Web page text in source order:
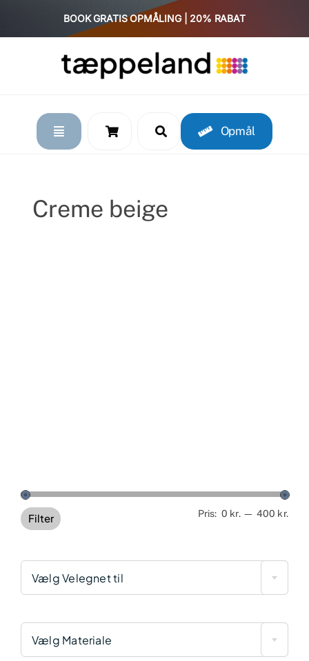
content
BOOK GRATIS OPMÅLING | 20% RABAT
Opmål
Creme beige
Filter Pris: 0 kr.— 400 kr.
Vælg Velegnet til
Vælg Materiale